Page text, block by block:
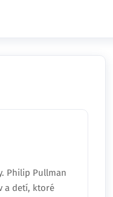
Philip Pullman
a detí, ktoré